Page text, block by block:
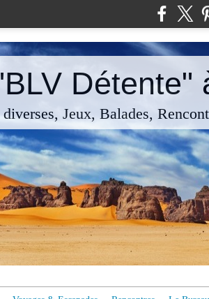
Détente"
Jeux, Balades,